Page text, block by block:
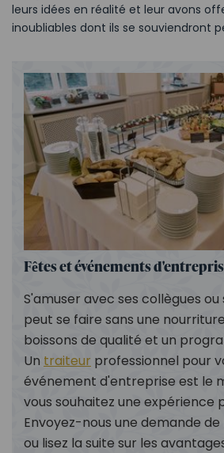
leurs idées en réalité et leur avons
inoubliables dont ils se souviendront
Fêtes et événements
S'amuser avec ses collègues
peut se faire sans une
boissons de qualité et un
Un traiteur professionnel pour
événement d'entreprise est le
vous souhaitez une expérience
Envoyez-nous une demande
ou lisez la suite sur les